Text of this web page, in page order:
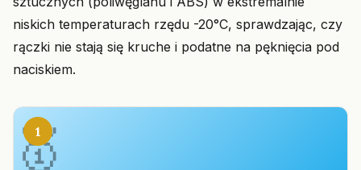
niskich temperaturach rzędu -20°C, sprawdzając, czy
rączki nie stają się kruche i podatne na pęknięcia pod
naciskiem.
1